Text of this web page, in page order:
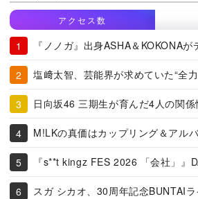
アクセス数
『ノノガ』出身ASHA＆KOKONAが
塩﨑太智、芸能界が求めていた“全
日向坂46 三期生が育んだ4人の関係
M!LKの真価はカップリング＆アル
『s**t kingz FES 2026 「会社」』
スガ シカオ、30周年記念BUNTAI